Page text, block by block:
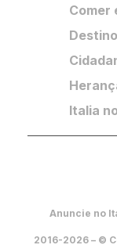
Comer
Italia
Anuncie no
2016-2026 – ©